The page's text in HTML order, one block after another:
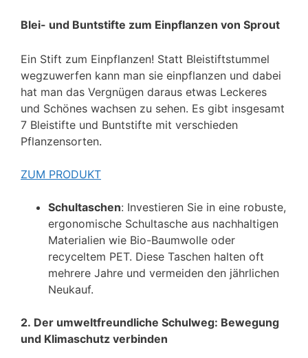
Blei- und Buntstifte zum Einpflanzen von Sprout
Ein Stift zum Einpflanzen! Statt Bleistiftstummel
wegzuwerfen kann man sie einpflanzen und dabei
hat man das Vergnügen daraus etwas Leckeres
und Schönes wachsen zu sehen. Es gibt insgesamt
7 Bleistifte und Buntstifte mit verschieden
Pflanzensorten.
ZUM PRODUKT
Schultaschen: Investieren Sie in eine robuste,
ergonomische Schultasche aus nachhaltigen
Materialien wie Bio-Baumwolle oder
recyceltem PET. Diese Taschen halten oft
mehrere Jahre und vermeiden den jährlichen
Neukauf.
2. Der umweltfreundliche Schulweg: Bewegung
und Klimaschutz verbinden